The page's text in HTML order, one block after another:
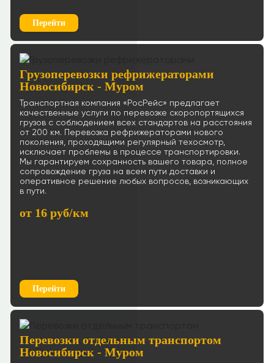
Перейти
Грузоперевозки рефрижераторами
Новосибирск - Муром
Транспортная компания «РосРейс» предлагает
качественные услуги по перевозке скоропортящихся
грузов с соблюдением всех стандартов на расстояния
от 200 км. Перевозка рефрижераторами нового
поколения, проходящими регулярный техосмотр,
исключает проблемы в процессе транспортировки.
Мы гарантируем сохранность вашего товара, полное
сопровождение груза на всем пути доставки и
оперативное решение любых вопросов, возникающих
в пути.
от 16 руб/км
Перейти
Перевозки отдельным транспортом
Новосибирск - Муром